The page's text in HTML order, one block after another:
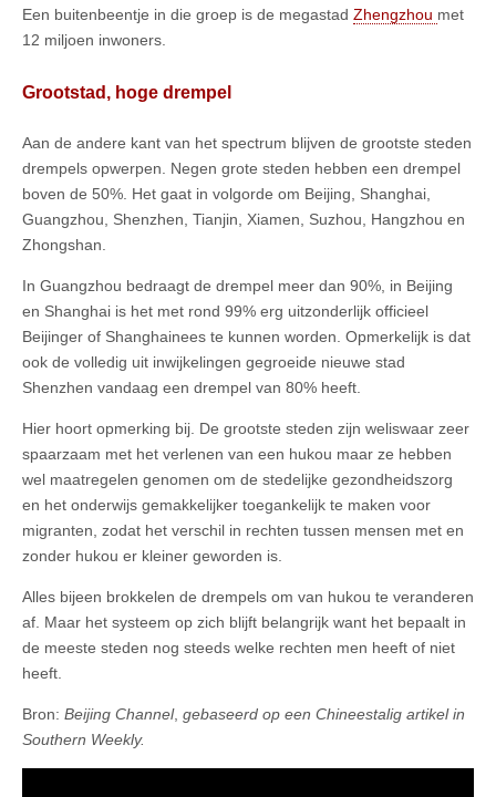
Een buitenbeentje in die groep is de megastad Zhengzhou met
12 miljoen inwoners.
Grootstad, hoge drempel
Aan de andere kant van het spectrum blijven de grootste steden
drempels opwerpen. Negen grote steden hebben een drempel
boven de 50%. Het gaat in volgorde om Beijing, Shanghai,
Guangzhou, Shenzhen, Tianjin, Xiamen, Suzhou, Hangzhou en
Zhongshan.
In Guangzhou bedraagt de drempel meer dan 90%, in Beijing
en Shanghai is het met rond 99% erg uitzonderlijk officieel
Beijinger of Shanghainees te kunnen worden. Opmerkelijk is dat
ook de volledig uit inwijkelingen gegroeide nieuwe stad
Shenzhen vandaag een drempel van 80% heeft.
Hier hoort opmerking bij. De grootste steden zijn weliswaar zeer
spaarzaam met het verlenen van een hukou maar ze hebben
wel maatregelen genomen om de stedelijke gezondheidszorg
en het onderwijs gemakkelijker toegankelijk te maken voor
migranten, zodat het verschil in rechten tussen mensen met en
zonder hukou er kleiner geworden is.
Alles bijeen brokkelen de drempels om van hukou te veranderen
af. Maar het systeem op zich blijft belangrijk want het bepaalt in
de meeste steden nog steeds welke rechten men heeft of niet
heeft.
Bron: Beijing Channel, gebaseerd op een Chineestalig artikel in
Southern Weekly.